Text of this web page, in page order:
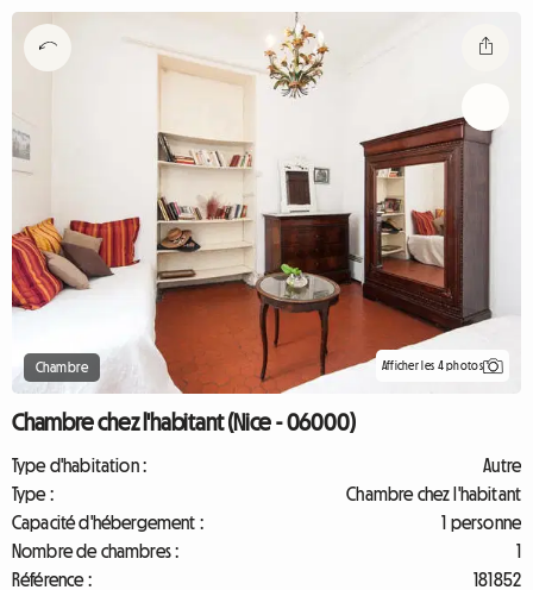
Chambre Afficher les 4 photos
Chambre chez l'habitant (Nice - 06000)
Type d'habitation :
Autre
Type :
Chambre chez l'habitant
Capacité d'hébergement :
1 personne
Nombre de chambres :
1
Référence :
181852